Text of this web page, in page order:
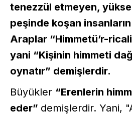
tenezzül etmeyen,
peşinde koşan insanların
Araplar “Himmetü’r-
yani “Kişinin himmeti
oynatır” demişlerdir.
Büyükler “Erenlerin
eder” demişlerdir. Yani,